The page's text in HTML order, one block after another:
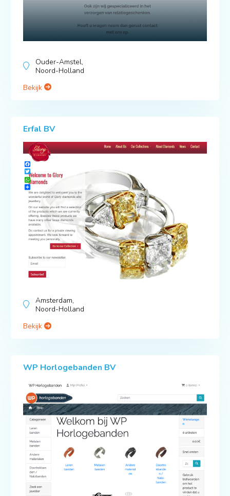
Ouder-Amstel,
Noord-Holland
Bekijk
Erfal BV
Amsterdam,
Noord-Holland
Bekijk
WP Horlogebanden BV